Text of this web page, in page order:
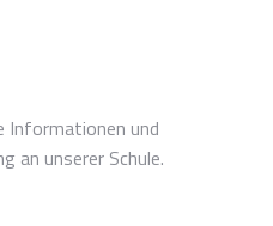
Informationen und
an unserer Schule.